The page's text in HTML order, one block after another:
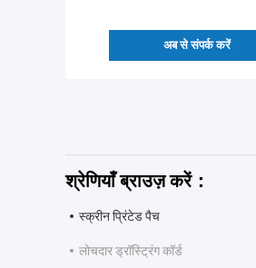
अब से संपर्क करें
श्रेणियाँ ब्राउज़ करें：
स्क्रीन प्रिंटेड पैच
लोचदार ड्रॉस्ट्रिंग कॉर्ड